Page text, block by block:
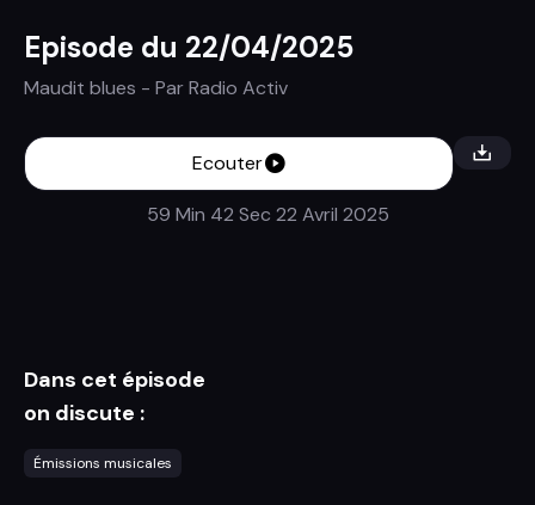
Episode du 22/04/2025
Maudit blues - ParRadio Activ
Ecouter
59 Min 42 Sec 22 Avril 2025
Dans cet épisode
on discute :
Émissions musicales